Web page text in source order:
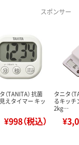
スポンサー
（TANITA） 抗菌
えタイマー キッ
¥998（税込）
タニタ（
るキッチ
2kg…